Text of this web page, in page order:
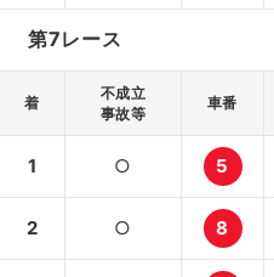
第7レース
着
不成立
事故等
車番
1 ○ 5
2 ○ 8